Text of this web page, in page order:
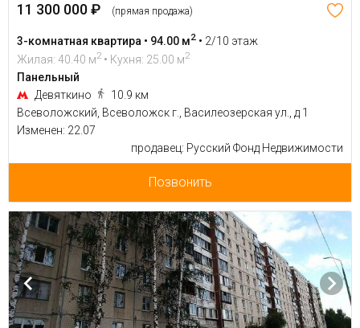
11 300 000 ₽ (прямая продажа)
3-комнатная квартира • 94.00 м2 • 2/10 этаж
Жилая: 40.40 м2 • Кухня: 25.00 м2
Панельный
Девяткино
10.9 км
Всеволожский, Всеволожск г., Василеозерская ул., д 1
Изменен: 22.07
продавец: Русский Фонд Недвижимости
Позвонить